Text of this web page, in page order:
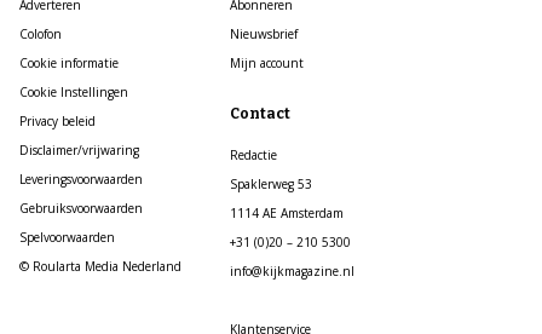
Adverteren
Colofon
Cookie informatie
Cookie Instellingen
Privacy beleid
Disclaimer/vrijwaring
Leveringsvoorwaarden
Gebruiksvoorwaarden
Spelvoorwaarden
© Roularta Media Nederland
Abonneren
Nieuwsbrief
Mijn account
Contact
Redactie
Spaklerweg 53
1114 AE Amsterdam
+31 (0)20 – 210 5300
info@kijkmagazine.nl
Klantenservice